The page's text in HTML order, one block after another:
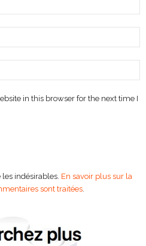
in this browser for the next time I
indésirables. En savoir plus sur la
sont traitées